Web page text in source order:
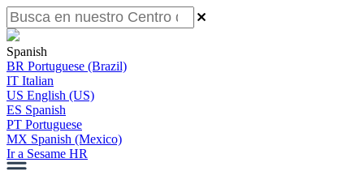
Spanish
BR Portuguese (Brazil)
IT Italian
US English (US)
ES Spanish
PT Portuguese
MX Spanish (Mexico)
Ir a Sesame HR